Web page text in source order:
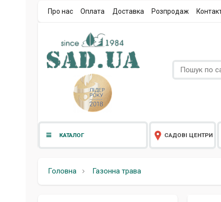
Про нас Оплата Доставка Розпродаж
КАТАЛОГ САДОВІ ЦЕНТРИ
Головна Газонна трава